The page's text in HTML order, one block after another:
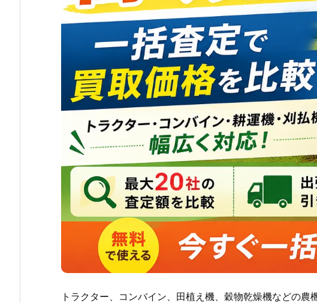
トラクター、コンバイン、田植え機、穀物乾燥機などの農